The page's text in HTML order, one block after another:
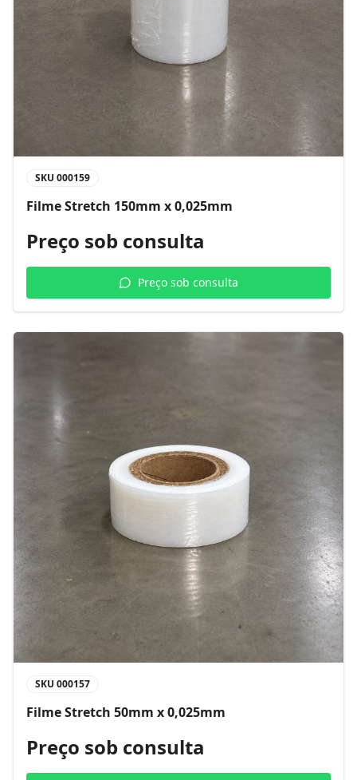
SKU 000159
Filme Stretch 150mm x 0,025mm
Preço sob consulta
Preço sob consulta
SKU 000157
Filme Stretch 50mm x 0,025mm
Preço sob consulta